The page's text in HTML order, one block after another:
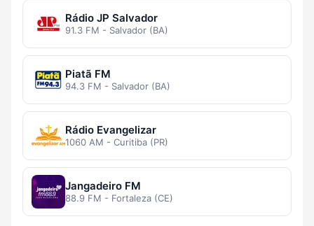
Rádio JP Salvador
91.3 FM - Salvador (BA)
Piatã FM
94.3 FM - Salvador (BA)
Rádio Evangelizar
1060 AM - Curitiba (PR)
Jangadeiro FM
88.9 FM - Fortaleza (CE)